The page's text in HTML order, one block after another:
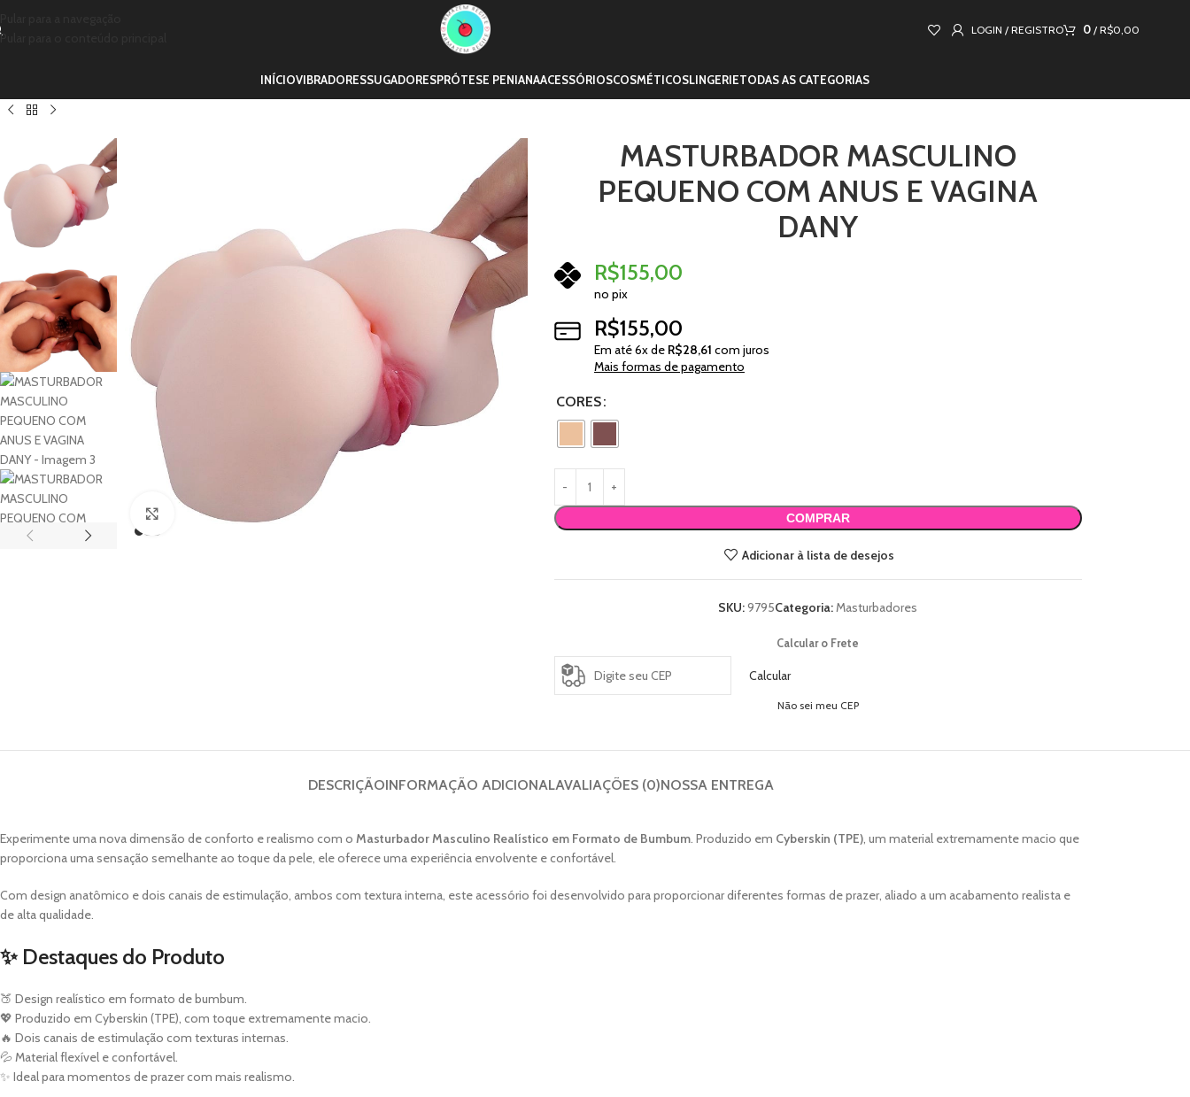
Pular para o conteúdo principal
LOGIN / REGISTRO 0 / R$0,00
INÍCIOVIBRADORESSUGADORESPRÓTESE PENIANAACESSÓRIOSCOSMÉTICOSLINGERIETODAS AS CATEGORIAS
Clique para ampliar
MASTURBADOR MASCULINO
PEQUENO COM ANUS E VAGINA
DANY
R$155,00
no pix
R$155,00
Em até6x de R$28,61 com juros
Mais formas de pagamento
CORES
COMPRAR
Adicionar à lista de desejos
SKU:9795Categoria:Masturbadores
Calcular o Frete
Calcular
Não sei meu CEP
DESCRIÇÃOINFORMAÇÃO ADICIONALAVALIAÇÕES (0)NOSSA ENTREGA
Experimente uma nova dimensão de conforto e realismo com o Masturbador Masculino Realístico em Formato de Bumbum. Produzido em Cyberskin (TPE), um material extremamente macio que
proporciona uma sensação semelhante ao toque da pele, ele oferece uma experiência envolvente e confortável.
Com design anatômico e dois canais de estimulação, ambos com textura interna, este acessório foi desenvolvido para proporcionar diferentes formas de prazer, aliado a um acabamento realista e
de alta qualidade.
✨ Destaques do Produto
🍑 Design realístico em formato de bumbum.
💖 Produzido em Cyberskin (TPE), com toque extremamente macio.
🔥 Dois canais de estimulação com texturas internas.
💦 Material flexível e confortável.
✨ Ideal para momentos de prazer com mais realismo.